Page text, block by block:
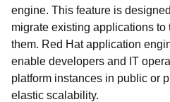
engine. This feature is
migrate existing applications
them. Red Hat application
enable developers and IT
platform instances in public or
elastic scalability.